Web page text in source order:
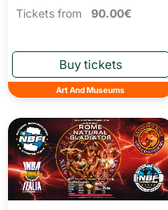
Tickets from 90.00€
Art And Museums